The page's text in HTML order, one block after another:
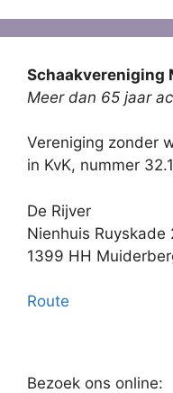
Schaakvereniging
Meer dan 65 jaar
Vereniging zonder
in KvK, nummer
De Rijver
Nienhuis Ruyskade
1399 HH
Route
Bezoek ons online: